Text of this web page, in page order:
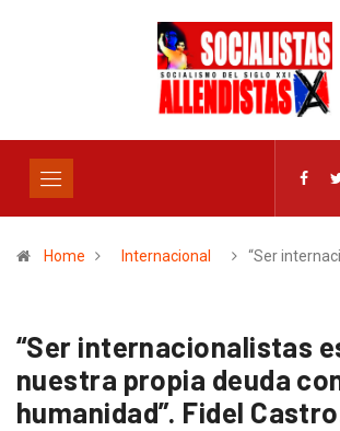
Home Internacional “Ser
“Ser internacionalistas
nuestra propia deuda
humanidad”. Fidel